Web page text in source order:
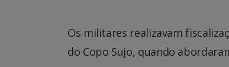
Os militares realizavam
do Copo Sujo, quando